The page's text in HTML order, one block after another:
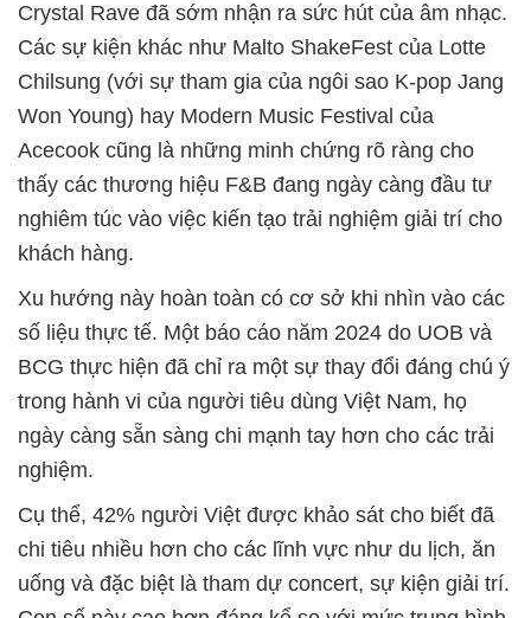
Crystal Rave đã sớm nhận ra sức hút của âm nhạc.
Các sự kiện khác như Malto ShakeFest của Lotte
Chilsung (với sự tham gia của ngôi sao K-pop Jang
Won Young) hay Modern Music Festival của
Acecook cũng là những minh chứng rõ ràng cho
thấy các thương hiệu F&B đang ngày càng đầu tư
nghiêm túc vào việc kiến tạo trải nghiệm giải trí cho
khách hàng.
Xu hướng này hoàn toàn có cơ sở khi nhìn vào các
số liệu thực tế. Một báo cáo năm 2024 do UOB và
BCG thực hiện đã chỉ ra một sự thay đổi đáng chú ý
trong hành vi của người tiêu dùng Việt Nam, họ
ngày càng sẵn sàng chi mạnh tay hơn cho các trải
nghiệm.
Cụ thể, 42% người Việt được khảo sát cho biết đã
chi tiêu nhiều hơn cho các lĩnh vực như du lịch, ăn
uống và đặc biệt là tham dự concert, sự kiện giải trí.